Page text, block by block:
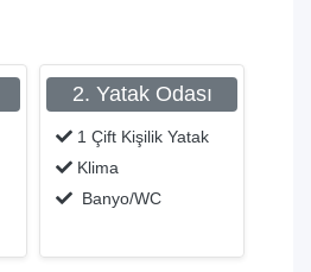
2. Yatak Odası
1 Çift Kişilik Yatak
Klima
Banyo/WC